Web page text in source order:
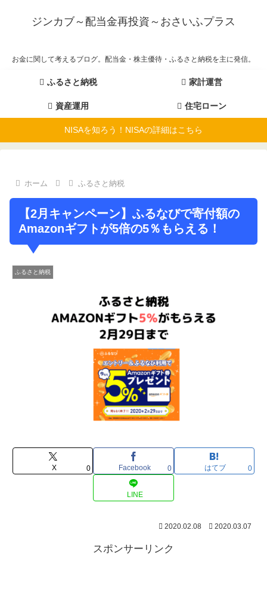
ジンカブ～配当金再投資～おさいふプラス
お金に関して考えるブログ。配当金・株主優待・ふるさと納税を主に発信。
ふるさと納税 家計運営
資産運用 住宅ローン
NISAを知ろう！NISAの詳細はこちら
ホーム ふるさと納税
【2月キャンペーン】ふるなびで寄付額の
Amazonギフトが5倍の5％もらえる！
ふるさと納税
X 0 Facebook 0 はてブ 0
LINE
2020.02.08 2020.03.07
スポンサーリンク